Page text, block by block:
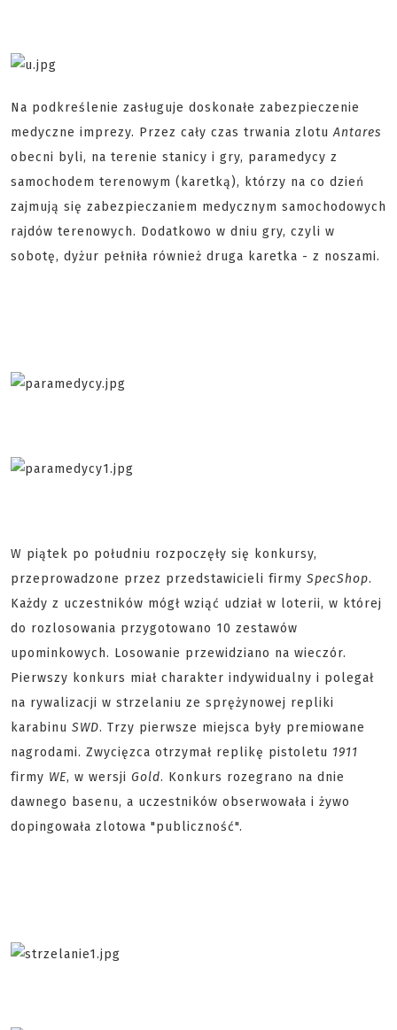
Na podkreślenie zasługuje doskonałe zabezpieczenie
medyczne imprezy. Przez cały czas trwania zlotuAntares
obecni byli, na terenie stanicy i gry, paramedycy z
samochodem terenowym (karetką), którzy na co dzień
zajmują się zabezpieczaniem medycznym samochodowych
rajdów terenowych. Dodatkowo w dniu gry, czyli w
sobotę, dyżur pełniła również druga karetka - z noszami.
W piątek po południu rozpoczęły się konkursy,
przeprowadzone przez przedstawicieli firmy SpecShop.
Każdy z uczestników mógł wziąć udział w loterii, w której
do rozlosowania przygotowano 10 zestawów
upominkowych. Losowanie przewidziano na wieczór.
Pierwszy konkurs miał charakter indywidualny i polegał
na rywalizacji w strzelaniu ze sprężynowej repliki
karabinu SWD. Trzy pierwsze miejsca były premiowane
nagrodami. Zwycięzca otrzymał replikę pistoletu 1911
firmy WE, w wersji Gold. Konkurs rozegrano na dnie
dawnego basenu, a uczestników obserwowała i żywo
dopingowała zlotowa "publiczność".